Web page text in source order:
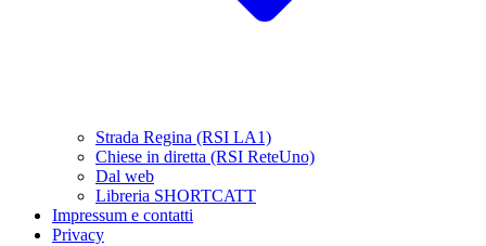
Strada Regina (RSI LA1)
Chiese in diretta (RSI ReteUno)
Dal web
Libreria SHORTCATT
Impressum e contatti
Privacy